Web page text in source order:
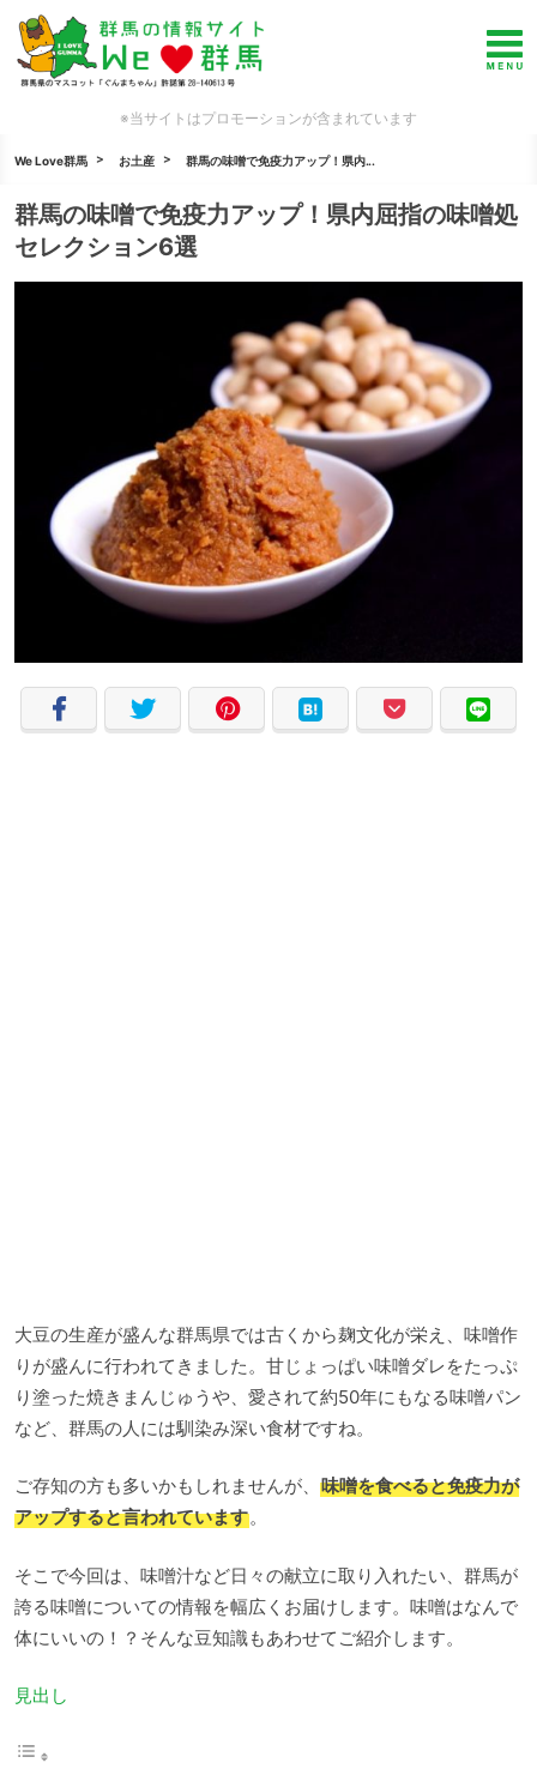
※当サイトはプロモーションが含まれています
We Love群馬 お土産 群馬の味噌で免疫力アップ！県内...
群馬の味噌で免疫力アップ！県内屈指の味噌処
セレクション6選
大豆の生産が盛んな群馬県では古くから麹文化が栄え、味噌作
りが盛んに行われてきました。甘じょっぱい味噌ダレをたっぷ
り塗った焼きまんじゅうや、愛されて約50年にもなる味噌パン
など、群馬の人には馴染み深い食材ですね。
ご存知の方も多いかもしれませんが、 味噌を食べると免疫力が
アップすると言われています。
そこで今回は、味噌汁など日々の献立に取り入れたい、群馬が
誇る味噌についての情報を幅広くお届けします。味噌はなんで
体にいいの！？そんな豆知識もあわせてご紹介します。
見出し